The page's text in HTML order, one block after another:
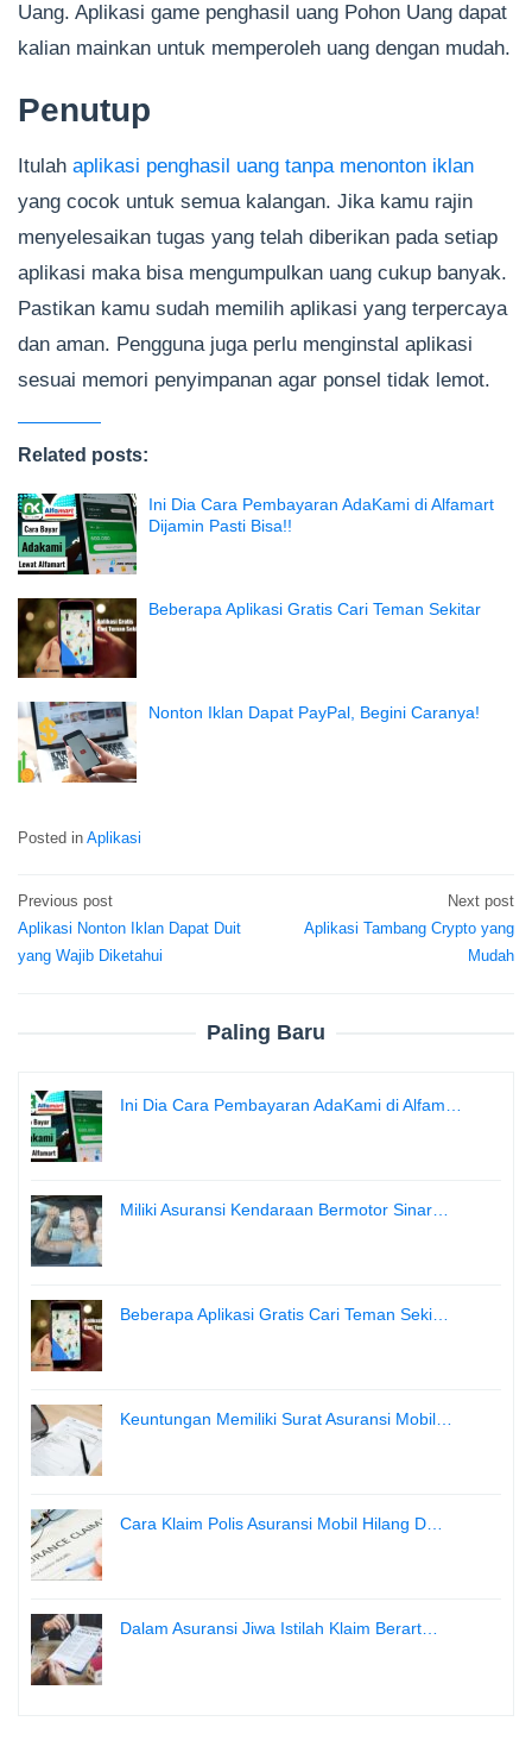
Uang. Aplikasi game penghasil uang Pohon Uang dapat
kalian mainkan untuk memperoleh uang dengan mudah.
Penutup
Itulah aplikasi penghasil uang tanpa menonton iklan
yang cocok untuk semua kalangan. Jika kamu rajin
menyelesaikan tugas yang telah diberikan pada setiap
aplikasi maka bisa mengumpulkan uang cukup banyak.
Pastikan kamu sudah memilih aplikasi yang terpercaya
dan aman. Pengguna juga perlu menginstal aplikasi
sesuai memori penyimpanan agar ponsel tidak lemot.
Related posts:
Ini Dia Cara Pembayaran AdaKami di Alfamart
Dijamin Pasti Bisa!!
Beberapa Aplikasi Gratis Cari Teman Sekitar
Nonton Iklan Dapat PayPal, Begini Caranya!
Posted in Aplikasi
Post
navigation
Previous post
Aplikasi Nonton Iklan Dapat Duit
yang Wajib Diketahui
Next post
Aplikasi Tambang Crypto yang
Mudah
Paling Baru
Ini Dia Cara Pembayaran AdaKami di Alfam…
Miliki Asuransi Kendaraan Bermotor Sinar…
Beberapa Aplikasi Gratis Cari Teman Seki…
Keuntungan Memiliki Surat Asuransi Mobil…
Cara Klaim Polis Asuransi Mobil Hilang D…
Dalam Asuransi Jiwa Istilah Klaim Berart…